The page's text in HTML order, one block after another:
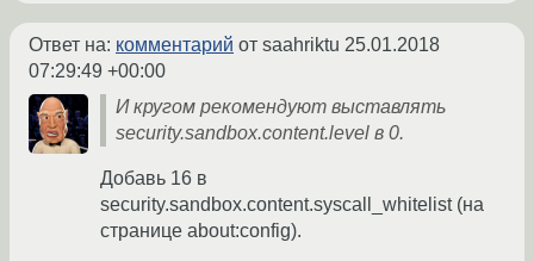
Ответ на: комментарий от saahriktu 25.01.2018
07:29:49 +00:00
И кругом рекомендуют выставлять
security.sandbox.content.level в 0.
Добавь 16 в
security.sandbox.content.syscall_whitelist (на
странице about:config).